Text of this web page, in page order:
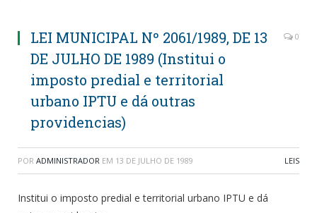
LEI MUNICIPAL Nº 2061/1989, DE 13
DE JULHO DE 1989 (Institui o
imposto predial e territorial
urbano IPTU e dá outras
providencias)
0
POR ADMINISTRADOR EM 13 DE JULHO DE 1989 LEIS
Institui o imposto predial e territorial urbano IPTU e dá